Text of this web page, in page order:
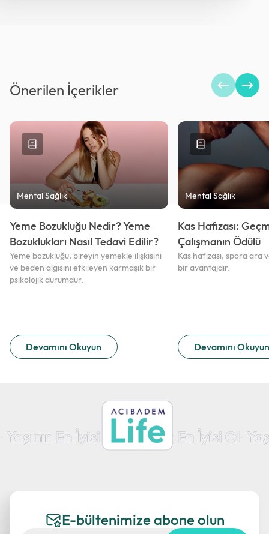
Önerilen İçerikler
Mental Sağlık
Yeme Bozukluğu Nedir? Yeme
Bozuklukları Nasıl Tedavi Edilir?
Devamını Okuyun
Yeme bozukluğu, bireyin yemekle ilişkisini
ve beden algısını etkileyen karmaşık bir
psikolojik durumdur.
Mental Sağlık
Kas Hafızası:
Çalışmanın Ödülü
Devamını Okuyun
Kas hafızası, spora ara
bir avantajdır.
E-bültenimize abone olun